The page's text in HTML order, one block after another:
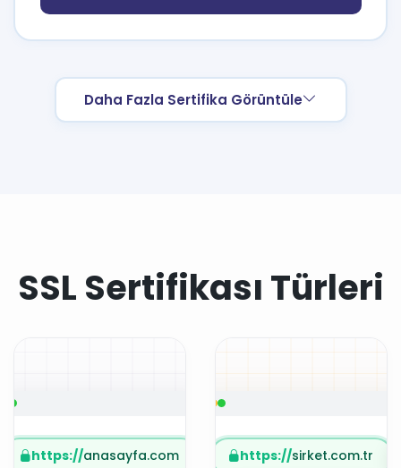
Daha Fazla Sertifika Görüntüle
SSL Sertifikası Türleri
https://anasayfa.com https://sirket.com.tr